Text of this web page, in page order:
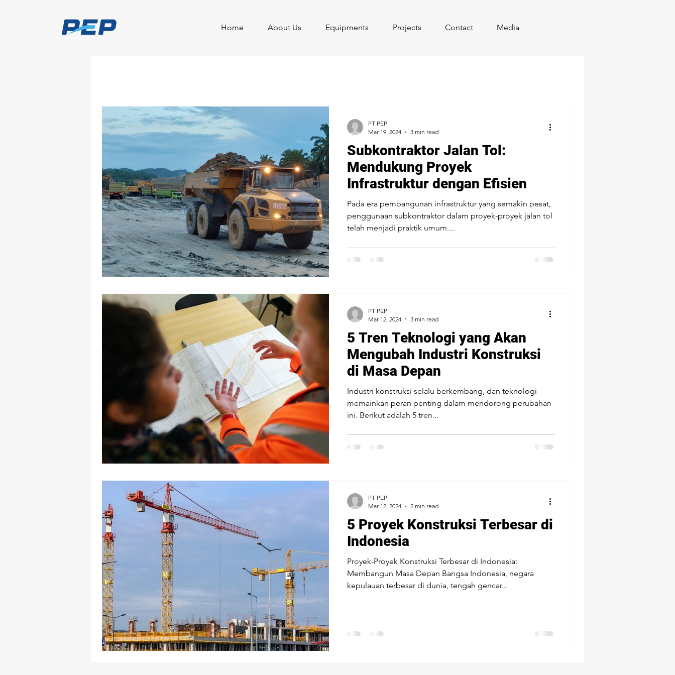
Home About Us Equipments Projects Contact Media
Subkontraktor Jalan Tol:
Mendukung Proyek
Infrastruktur dengan Efisien
Pada era pembangunan infrastruktur yang semakin pesat,
penggunaan subkontraktor dalam proyek-proyek jalan tol
telah menjadi praktik umum....
PT PEP
Mar 19, 2024
3 min read
5 Tren Teknologi yang Akan
Mengubah Industri Konstruksi
di Masa Depan
Industri konstruksi selalu berkembang, dan teknologi
memainkan peran penting dalam mendorong perubahan
ini. Berikut adalah 5 tren...
PT PEP
Mar 12, 2024
3 min read
5 Proyek Konstruksi Terbesar di
Indonesia
Proyek-Proyek Konstruksi Terbesar di Indonesia:
Membangun Masa Depan Bangsa Indonesia, negara
kepulauan terbesar di dunia, tengah gencar...
PT PEP
Mar 12, 2024
2 min read